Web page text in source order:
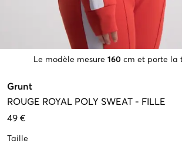
Le modèle mesure 160 cm et porte la
Grunt
ROUGE ROYAL POLY SWEAT - FILLE
49 €
Taille